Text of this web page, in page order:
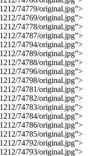
74779/original.jpg”>
74769/original.jpg”>
74778/original.jpg”>
74787/original.jpg”>
74794/original.jpg”>
74789/original.jpg”>
74788/original.jpg”>
74796/original.jpg”>
74798/original.jpg”>
74781/original.jpg”>
74782/original.jpg”>
74783/original.jpg”>
74784/original.jpg”>
74786/original.jpg”>
74785/original.jpg”>
74792/original.jpg”>
74793/original.jpg”>